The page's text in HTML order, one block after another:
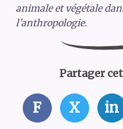
animale et végétale
l’anthropologie.
Partager
F X in